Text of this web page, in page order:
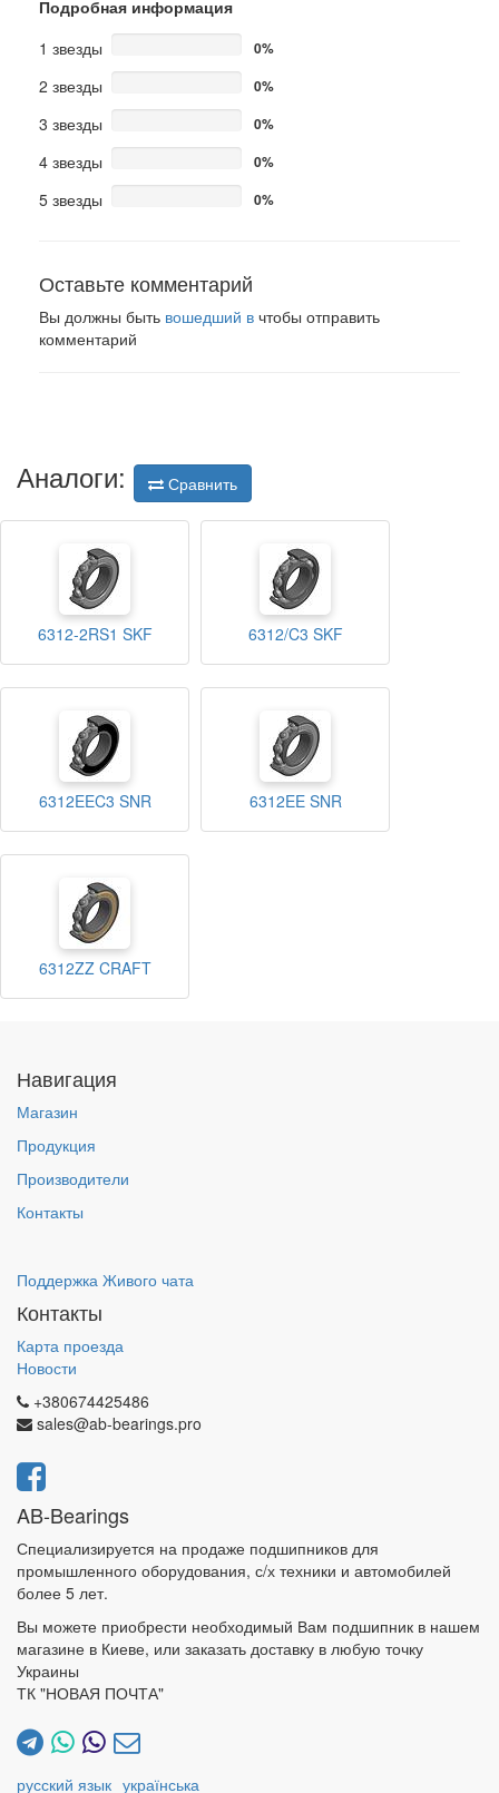
Подробная информация
1 звезды
0%
2 звезды 0%
3 звезды 0%
4 звезды 0%
5 звезды 0%
Оставьте комментарий
Вы должны быть вошедший в чтобы отправить
комментарий
Аналоги: Сравнить
6312-2RS1 SKF 6312/C3 SKF
6312EEC3 SNR 6312EE SNR
6312ZZ CRAFT
Навигация
Магазин
Продукция
Производители
Контакты
Поддержка Живого чата
Контакты
Карта проезда
Новости
+380674425486
sales@ab-bearings.pro
AB-Bearings
Специализируется на продаже подшипников для
промышленного оборудования, с/х техники и автомобилей
более 5 лет.
Вы можете приобрести необходимый Вам подшипник в нашем
магазине в Киеве, или заказать доставку в любую точку
Украины
ТК "НОВАЯ ПОЧТА"
русский язык українська